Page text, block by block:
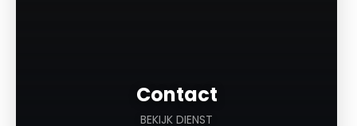
Contact
BEKIJK DIENST